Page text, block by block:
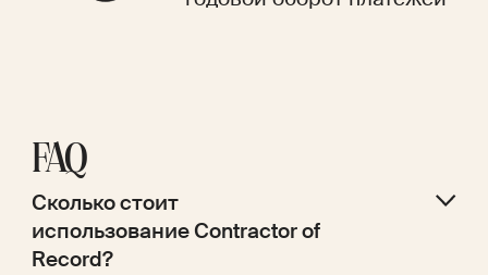
FAQ
Сколько стоит
использование Contractor of
Record?